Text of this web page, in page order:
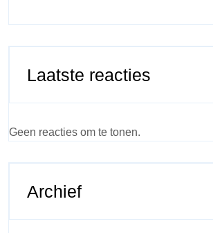
Laatste reacties
Geen reacties om te tonen.
Archief